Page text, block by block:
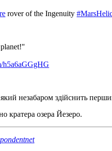
rover of the Ingenuity
h5a6aGGgHG
незабаром здійснить
кратера озера Йезеро.